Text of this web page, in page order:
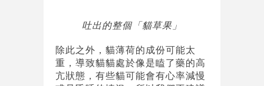
吐出的整個「貓草果」
除此之外，貓薄荷的成份可能太
重，導致貓貓處於像是瞌了藥的高
亢狀態，有些貓可能會有心率減慢